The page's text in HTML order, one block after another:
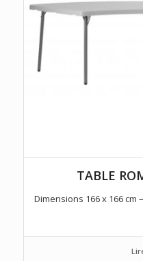
TABLE
Dimensions 166 x 166 cm